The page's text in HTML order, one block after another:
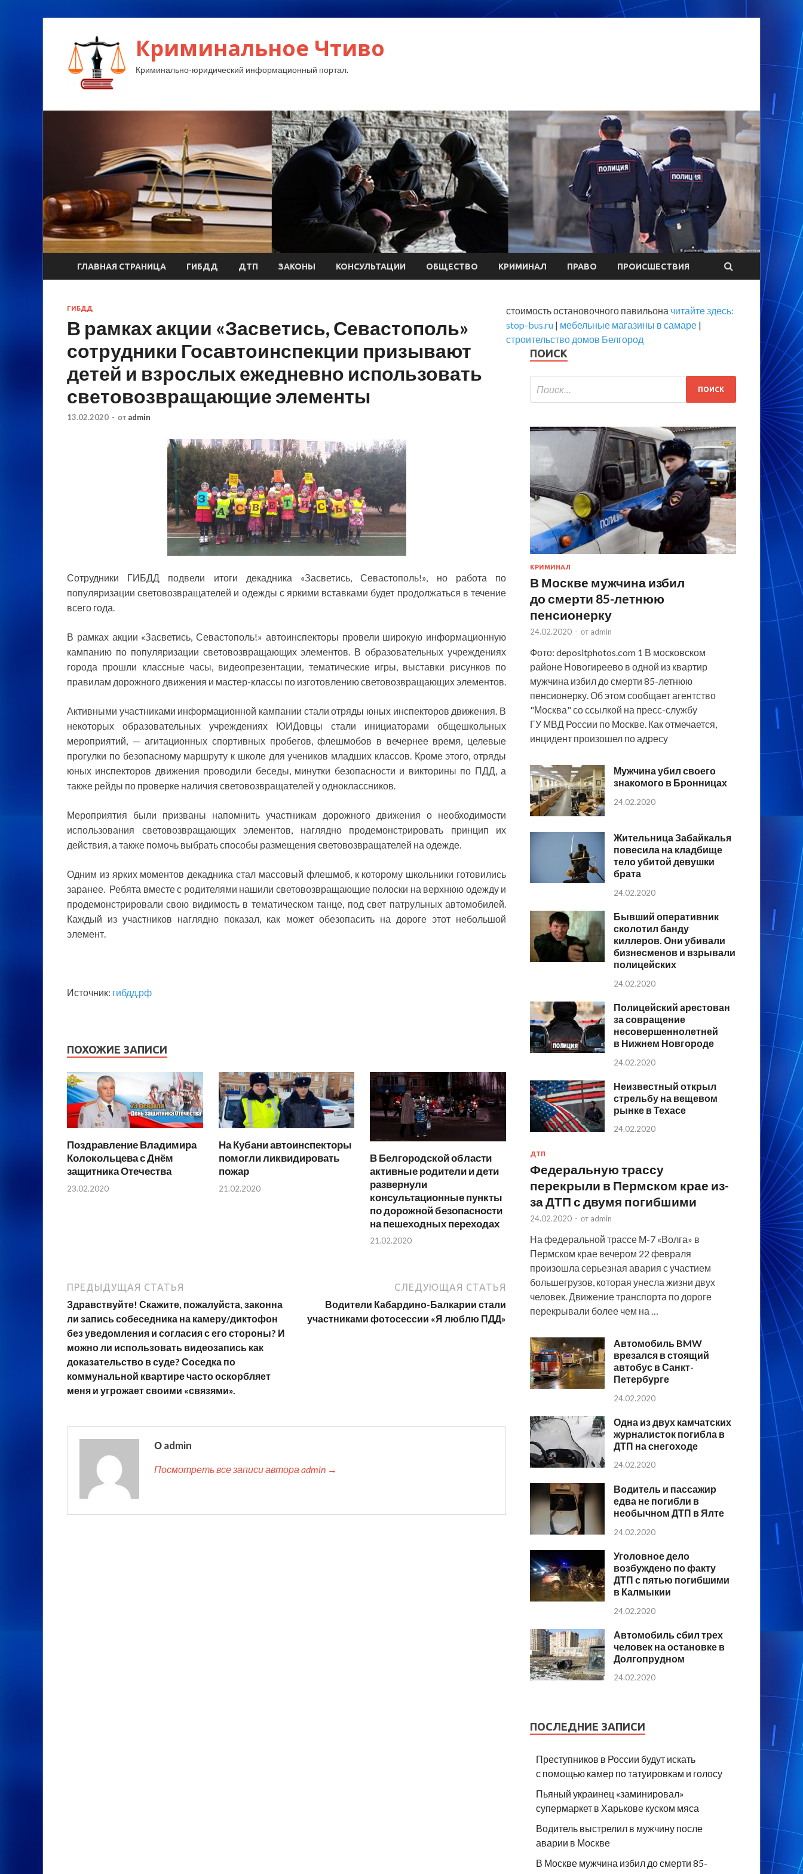
Криминальное Чтиво
Криминально-юридический информационный портал.
ГЛАВНАЯ СТРАНИЦА ГИБДД ДТП ЗАКОНЫ КОНСУЛЬТАЦИИ ОБЩЕСТВО КРИМИНАЛ ПРАВО ПРОИСШЕСТВИЯ
ГИБДД
В рамках акции «Засветись, Севастополь»
сотрудники Госавтоинспекции призывают
детей и взрослых ежедневно использовать
световозвращающие элементы
13.02.2020 - от admin
Сотрудники ГИБДД подвели итоги декадника «Засветись, Севастополь!», но работа по
популяризации световозвращателей и одежды с яркими вставками будет продолжаться в течение
всего года.
В рамках акции «Засветись, Севастополь!» автоинспекторы провели широкую информационную
кампанию по популяризации световозвращающих элементов. В образовательных учреждениях
города прошли классные часы, видеопрезентации, тематические игры, выставки рисунков по
правилам дорожного движения и мастер-классы по изготовлению световозвращающих элементов.
Активными участниками информационной кампании стали отряды юных инспекторов движения. В
некоторых образовательных учреждениях ЮИДовцы стали инициаторами общешкольных
мероприятий, — агитационных спортивных пробегов, флешмобов в вечернее время, целевые
прогулки по безопасному маршруту к школе для учеников младших классов. Кроме этого, отряды
юных инспекторов движения проводили беседы, минутки безопасности и викторины по ПДД, а
также рейды по проверке наличия световозвращателей у одноклассников.
Мероприятия были призваны напомнить участникам дорожного движения о необходимости
использования световозвращающих элементов, наглядно продемонстрировать принцип их
действия, а также помочь выбрать способы размещения световозвращателей на одежде.
Одним из ярких моментов декадника стал массовый флешмоб, к которому школьники готовились
заранее. Ребята вместе с родителями нашили световозвращающие полоски на верхнюю одежду и
продемонстрировали свою видимость в тематическом танце, под свет патрульных автомобилей.
Каждый из участников наглядно показал, как может обезопасить на дороге этот небольшой
элемент.
Источник: гибдд.рф
ПОХОЖИЕ ЗАПИСИ
Поздравление Владимира
Колокольцева с Днём
защитника Отечества
23.02.2020
На Кубани автоинспекторы
помогли ликвидировать
пожар
21.02.2020
В Белгородской области
активные родители и дети
развернули
консультационные пункты
по дорожной безопасности
на пешеходных переходах
21.02.2020
ПРЕДЫДУЩАЯ СТАТЬЯ
Здравствуйте! Скажите, пожалуйста, законна
ли запись собеседника на камеру/диктофон
без уведомления и согласия с его стороны? И
можно ли использовать видеозапись как
доказательство в суде? Соседка по
коммунальной квартире часто оскорбляет
меня и угрожает своими «связями».
СЛЕДУЮЩАЯ СТАТЬЯ
Водители Кабардино-Балкарии стали
участниками фотосессии «Я люблю ПДД»
О admin
Посмотреть все записи автора admin →
стоимость остановочного павильона читайте здесь:
stop-bus.ru | мебельные магазины в самаре |
строительство домов Белгород
ПОИСК
КРИМИНАЛ
В Москве мужчина избил
до смерти 85-летнюю
пенсионерку
24.02.2020 - от admin
Фото: depositphotos.com 1 В московском
районе Новогиреево в одной из квартир
мужчина избил до смерти 85-летнюю
пенсионерку. Об этом сообщает агентство
"Москва" со ссылкой на пресс-службу
ГУ МВД России по Москве. Как отмечается,
инцидент произошел по адресу
Мужчина убил своего
знакомого в Бронницах
24.02.2020
Жительница Забайкалья
повесила на кладбище
тело убитой девушки
брата
24.02.2020
Бывший оперативник
сколотил банду
киллеров. Они убивали
бизнесменов и взрывали
полицейских
24.02.2020
Полицейский арестован
за совращение
несовершеннолетней
в Нижнем Новгороде
24.02.2020
Неизвестный открыл
стрельбу на вещевом
рынке в Техасе
24.02.2020
ДТП
Федеральную трассу
перекрыли в Пермском крае из-
за ДТП с двумя погибшими
24.02.2020 - от admin
На федеральной трассе М-7 «Волга» в
Пермском крае вечером 22 февраля
произошла серьезная авария с участием
большегрузов, которая унесла жизни двух
человек. Движение транспорта по дороге
перекрывали более чем на …
Автомобиль BMW
врезался в стоящий
автобус в Санкт-
Петербурге
24.02.2020
Одна из двух камчатских
журналисток погибла в
ДТП на снегоходе
24.02.2020
Водитель и пассажир
едва не погибли в
необычном ДТП в Ялте
24.02.2020
Уголовное дело
возбуждено по факту
ДТП с пятью погибшими
в Калмыкии
24.02.2020
Автомобиль сбил трех
человек на остановке в
Долгопрудном
24.02.2020
ПОСЛЕДНИЕ ЗАПИСИ
Преступников в России будут искать
с помощью камер по татуировкам и голосу
Пьяный украинец «заминировал»
супермаркет в Харькове куском мяса
Водитель выстрелил в мужчину после
аварии в Москве
В Москве мужчина избил до смерти 85-